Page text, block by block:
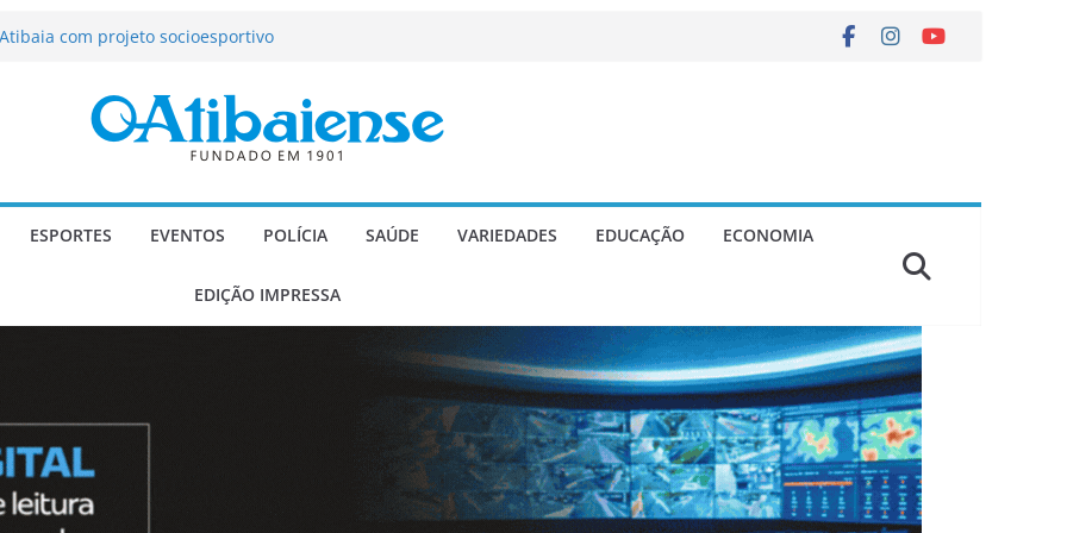
e Morango abre programação
infantis e valorização dos produtores
a deputado estadual é
ESPORTES EVENTOS POLÍCIA SAÚDE VARIEDADES EDUCAÇÃO ECONOMIA
EDIÇÃO IMPRESSA